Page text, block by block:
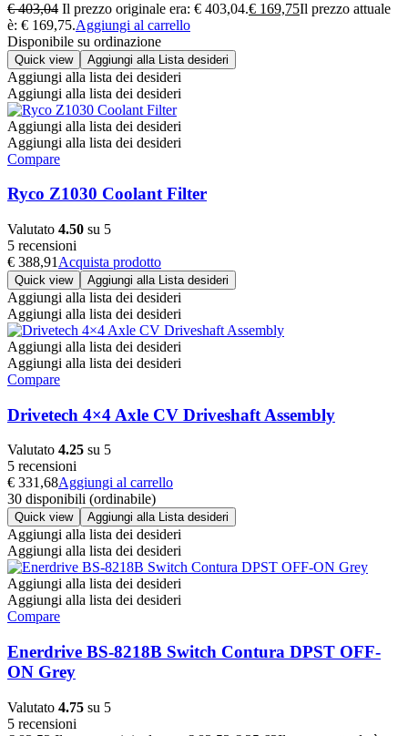
€403,04 Il prezzo originale era: € 403,04.€ 169,75Il prezzo attuale
è: € 169,75.Aggiungi al carrello
Disponibile su ordinazione
Quick view Aggiungi alla Lista desideri
Aggiungi alla lista dei desideri
Aggiungi alla lista dei desideri
Aggiungi alla lista dei desideri
Aggiungi alla lista dei desideri
Compare
Ryco Z1030 Coolant Filter
Valutato 4.50 su 5
5 recensioni
€ 388,91 Acquista prodotto
Quick view Aggiungi alla Lista desideri
Aggiungi alla lista dei desideri
Aggiungi alla lista dei desideri
Aggiungi alla lista dei desideri
Aggiungi alla lista dei desideri
Compare
Drivetech 4×4 Axle CV Driveshaft Assembly
Valutato 4.25 su 5
5 recensioni
€ 331,68Aggiungi al carrello
30 disponibili (ordinabile)
Quick view Aggiungi alla Lista desideri
Aggiungi alla lista dei desideri
Aggiungi alla lista dei desideri
Aggiungi alla lista dei desideri
Aggiungi alla lista dei desideri
Compare
Enerdrive BS-8218B Switch Contura DPST OFF-
ON Grey
Valutato 4.75 su 5
5 recensioni